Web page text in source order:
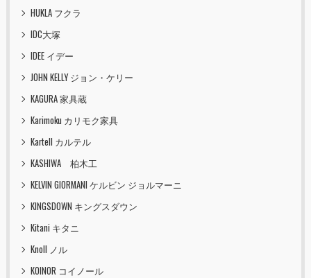
HUKLA フクラ
IDC大塚
IDEE イデー
JOHN KELLY ジョン・ケリー
KAGURA 家具蔵
Karimoku カリモク家具
Kartell カルテル
KASHIWA 柏木工
KELVIN GIORMANI ケルビン ジョルマーニ
KINGSDOWN キングスダウン
Kitani キタニ
Knoll ノル
KOINOR コイノール